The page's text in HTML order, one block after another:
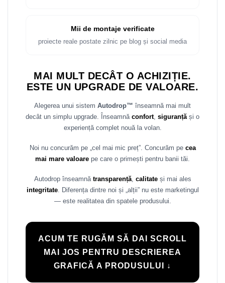
Mii de montaje verificate
proiecte reale postate zilnic pe blog și social media
MAI MULT DECÂT O ACHIZIȚIE.
ESTE UN UPGRADE DE VALOARE.
Alegerea unui sistem Autodrop™ înseamnă mai mult
decât un simplu upgrade. Înseamnă confort, siguranțăși o
experiență complet nouă la volan.
Noi nu concurăm pe „cel mai mic preț”. Concurăm pe cea
mai mare valoare pe care o primești pentru banii tăi.
Autodrop înseamnă transparență, calitateși mai ales
integritate. Diferența dintre noi și „alții” nu este marketingul
— este realitatea din spatele produsului.
ACUM TE RUGĂM SĂ DAI SCROLL
MAI JOS PENTRU DESCRIEREA
GRAFICĂ A PRODUSULUI ↓